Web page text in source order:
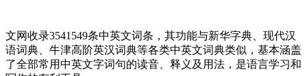
文网收录3541549条中英文词条，其功能与新华字典、现代汉
语词典、牛津高阶英汉词典等各类中英文词典类似，基本涵盖
了全部常用中英文字词句的读音、释义及用法，是语言学习和